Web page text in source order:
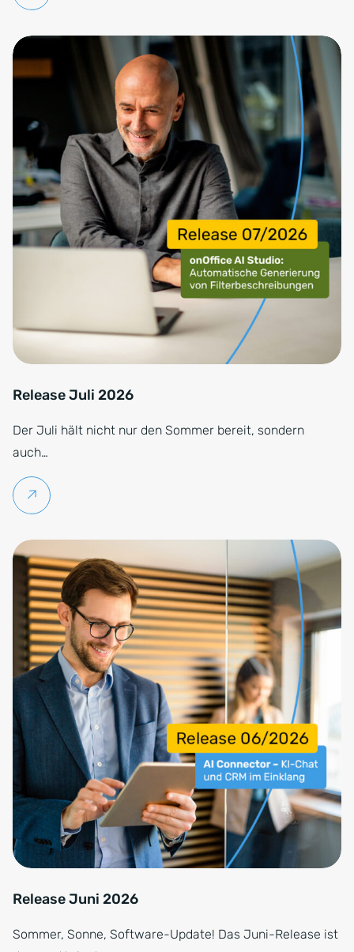
Release Juli 2026
Der Juli hält nicht nur den Sommer bereit, sondern
auch…
Weiterlesen
Release Juni 2026
Sommer, Sonne, Software-Update! Das Juni-Release ist